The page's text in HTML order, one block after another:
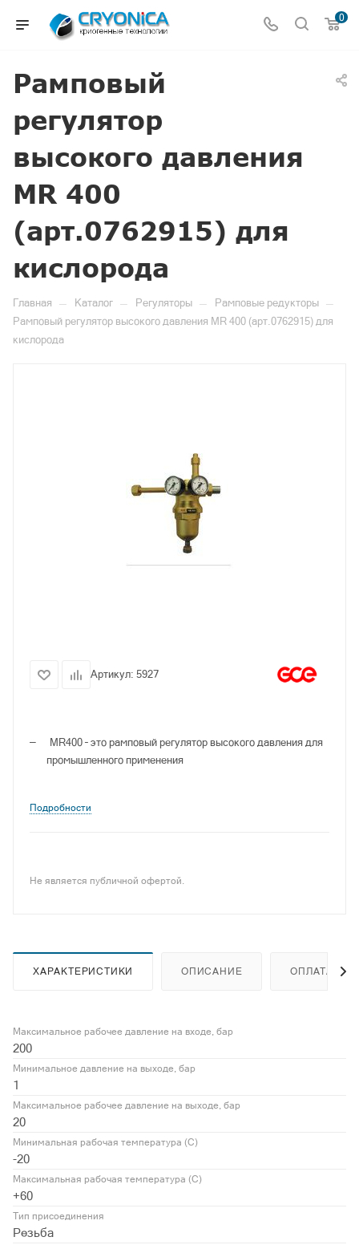
0
Рамповый
регулятор
высокого давления
MR 400
(арт.0762915) для
кислорода
Главная — Каталог — Регуляторы — Рамповые редукторы —
Рамповый регулятор высокого давления MR 400 (арт.0762915) для
кислорода
Артикул: 5927
MR400 – это рамповый регулятор высокого давления для
промышленного применения
Подробности
Не является публичной офертой.
ХАРАКТЕРИСТИКИ ОПИСАНИЕ ОПЛАТА
Максимальное рабочее давление на входе, бар
200
Минимальное давление на выходе, бар
1
Максимальное рабочее давление на выходе, бар
20
Минимальная рабочая температура (С)
-20
Максимальная рабочая температура (С)
+60
Тип присоединения
Резьба